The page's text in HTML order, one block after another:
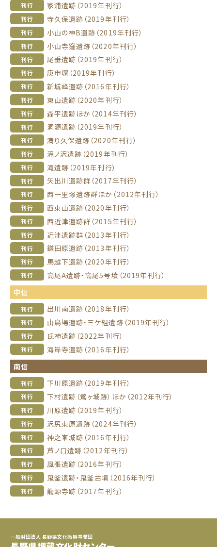
刊行 家浦遺跡（2019年刊行）
刊行 寺久保遺跡（2019年刊行）
刊行 小山の神B遺跡（2019年刊行）
刊行 小山寺窪遺跡（2020年刊行）
刊行 尾垂遺跡（2019年刊行）
刊行 庚申塚（2019年刊行）
刊行 新城峰遺跡（2016年刊行）
刊行 東山遺跡（2020年刊行）
刊行 森平遺跡ほか（2014年刊行）
刊行 洞源遺跡（2019年刊行）
刊行 満り久保遺跡（2020年刊行）
刊行 滝ノ沢遺跡（2019年刊行）
刊行 滝遺跡（2019年刊行）
刊行 矢出川遺跡群（2017年刊行）
刊行 西一里塚遺跡群ほか（2012年刊行）
刊行 西東山遺跡（2020年刊行）
刊行 西近津遺跡群（2015年刊行）
刊行 近津遺跡群（2013年刊行）
刊行 鎌田原遺跡（2013年刊行）
刊行 馬越下遺跡（2020年刊行）
刊行
高尾A遺跡・高尾5号墳（2019年刊行）
中信
刊行 出川南遺跡（2018年刊行）
刊行 山鳥場遺跡・三ケ組遺跡（2019年刊行）
刊行 氏神遺跡（2022年刊行）
刊行
海岸寺遺跡（2016年刊行）
南信
刊行 下川原遺跡（2019年刊行）
刊行 下村遺跡（鶯ヶ城跡）ほか（2012年刊行）
刊行 川原遺跡（2019年刊行）
刊行 沢尻東原遺跡（2024年刊行）
刊行 神之峯城跡（2016年刊行）
刊行 芦ノ口遺跡（2012年刊行）
刊行 風張遺跡（2016年刊行）
刊行 鬼釜遺跡・鬼釜古墳（2016年刊行）
刊行 龍源寺跡（2017年刊行）
一般財団法人 長野県文化振興事業団